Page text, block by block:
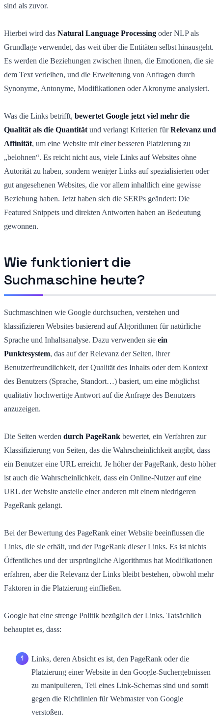
sind als zuvor.
Hierbei wird das Natural Language Processing oder NLP als
Grundlage verwendet, das weit über die Entitäten selbst hinausgeht.
Es werden die Beziehungen zwischen ihnen, die Emotionen, die sie
dem Text verleihen, und die Erweiterung von Anfragen durch
Synonyme, Antonyme, Modifikationen oder Akronyme analysiert.
Was die Links betrifft, bewertet Google jetzt viel mehr die
Qualität als die Quantität und verlangt Kriterien fürRelevanz und
Affinität, um eine Website mit einer besseren Platzierung zu
„belohnen“. Es reicht nicht aus, viele Links auf Websites ohne
Autorität zu haben, sondern weniger Links auf spezialisierten oder
gut angesehenen Websites, die vor allem inhaltlich eine gewisse
Beziehung haben. Jetzt haben sich die SERPs geändert: Die
Featured Snippets und direkten Antworten haben an Bedeutung
gewonnen.
Wie funktioniert die
Suchmaschine heute?
Suchmaschinen wie Google durchsuchen, verstehen und
klassifizieren Websites basierend auf Algorithmen für natürliche
Sprache und Inhaltsanalyse. Dazu verwenden sie ein
Punktesystem, das auf der Relevanz der Seiten, ihrer
Benutzerfreundlichkeit, der Qualität des Inhalts oder dem Kontext
des Benutzers (Sprache, Standort…) basiert, um eine möglichst
qualitativ hochwertige Antwort auf die Anfrage des Benutzers
anzuzeigen.
Die Seiten werden durch PageRank bewertet, ein Verfahren zur
Klassifizierung von Seiten, das die Wahrscheinlichkeit angibt, dass
ein Benutzer eine URL erreicht. Je höher der PageRank, desto höher
ist auch die Wahrscheinlichkeit, dass ein Online-Nutzer auf eine
URL der Website anstelle einer anderen mit einem niedrigeren
PageRank gelangt.
Bei der Bewertung des PageRank einer Website beeinflussen die
Links, die sie erhält, und der PageRank dieser Links. Es ist nichts
Öffentliches und der ursprüngliche Algorithmus hat Modifikationen
erfahren, aber die Relevanz der Links bleibt bestehen, obwohl mehr
Faktoren in die Platzierung einfließen.
Google hat eine strenge Politik bezüglich der Links. Tatsächlich
behauptet es, dass:
Links, deren Absicht es ist, den PageRank oder die
Platzierung einer Website in den Google-Suchergebnissen
zu manipulieren, Teil eines Link-Schemas sind und somit
gegen die Richtlinien für Webmaster von Google
verstoßen.